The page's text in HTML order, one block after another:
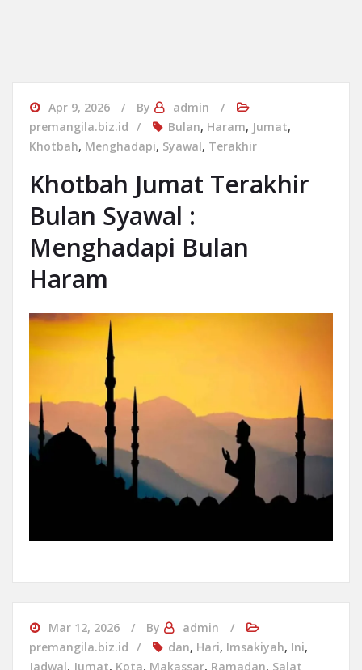
Apr 9, 2026 By
admin
premangila.biz.id
Bulan, Haram, Jumat,
Khotbah, Menghadapi, Syawal, Terakhir
Khotbah Jumat Terakhir
Bulan Syawal :
Menghadapi Bulan
Haram
Mar 12, 2026 By
admin
premangila.biz.id
dan, Hari, Imsakiyah, Ini,
Jadwal, Jumat, Kota, Makassar, Ramadan, Salat